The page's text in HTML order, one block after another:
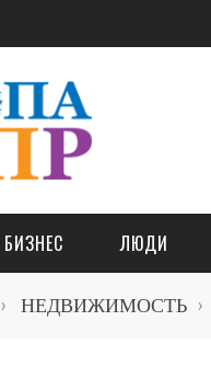
БИЗНЕС ЛЮДИ
› НЕДВИЖИМОСТЬ ›